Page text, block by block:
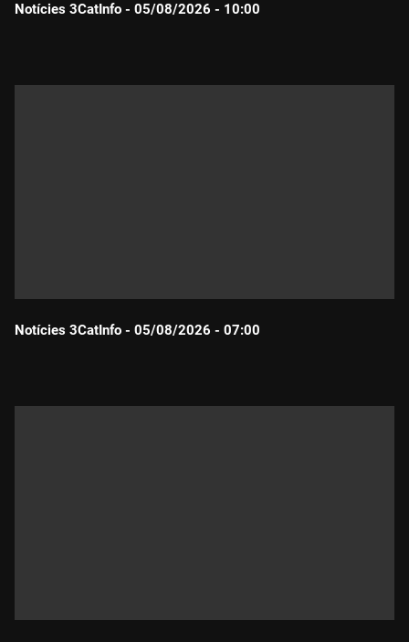
Notícies 3CatInfo - 05/08/2026 - 10:00
Notícies 3CatInfo - 05/08/2026 - 07:00